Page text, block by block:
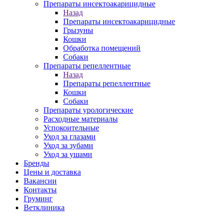
Препараты инсектоакарицидные
Назад
Препараты инсектоакарицидные
Грызуны
Кошки
Обработка помещений
Собаки
Препараты репеллентные
Назад
Препараты репеллентные
Кошки
Собаки
Препараты урологические
Расходные материалы
Успокоительные
Уход за глазами
Уход за зубами
Уход за ушами
Бренды
Цены и доставка
Вакансии
Контакты
Груминг
Ветклиника